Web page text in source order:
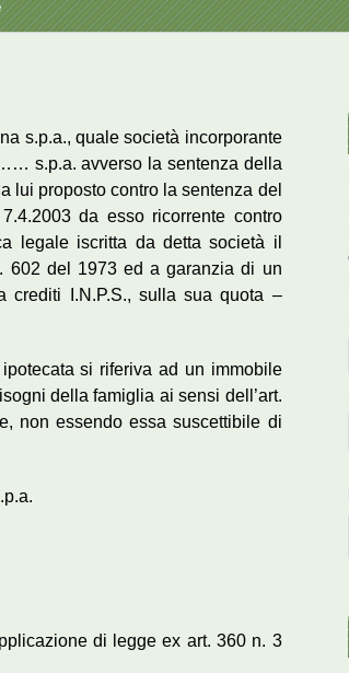
s.p.a., quale società incorporante
s.p.a. avverso la sentenza della
lui proposto contro la sentenza del
da esso ricorrente contro
legale iscritta da detta società il
602 del 1973 ed a garanzia di un
crediti I.N.P.S., sulla sua quota –
si riferiva ad un immobile
della famiglia ai sensi dell’art.
non essendo essa suscettibile di
di legge ex art. 360 n. 3